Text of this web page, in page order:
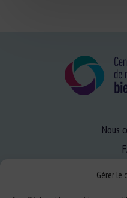
Gérer le
Nous